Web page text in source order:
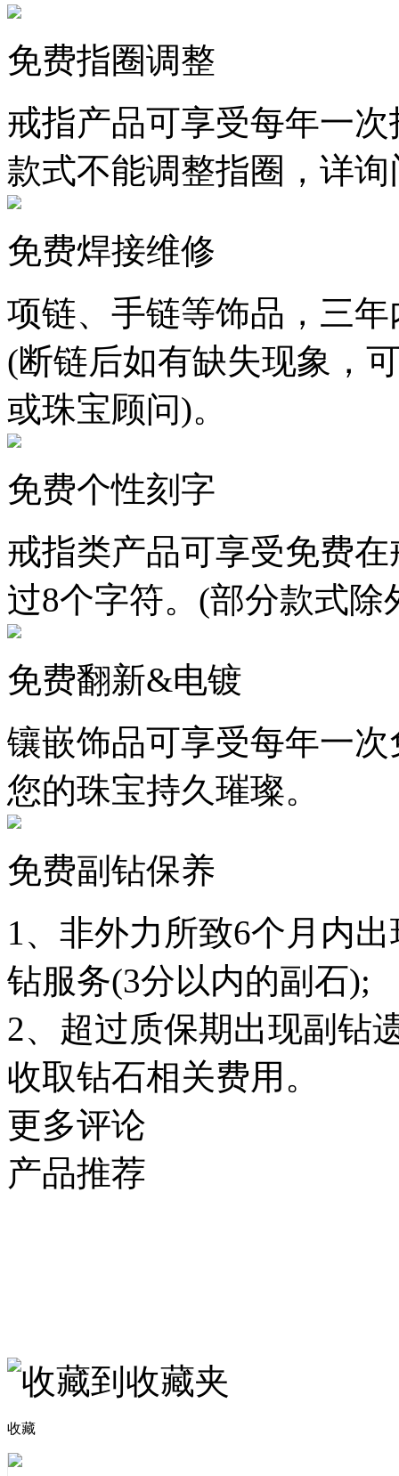
免费指圈调整
戒指产品可享受每年一
款式不能调整指圈，详
免费焊接维修
项链、手链等饰品，三
(断链后如有缺失现象，
或珠宝顾问)。
免费个性刻字
戒指类产品可享受免费
过8个字符。(部分款式
免费翻新&电镀
镶嵌饰品可享受每年一
您的珠宝持久璀璨。
免费副钻保养
1、非外力所致6个月内
钻服务(3分以内的副石);
2、超过质保期出现副钻
收取钻石相关费用。
更多评论
产品推荐
收藏